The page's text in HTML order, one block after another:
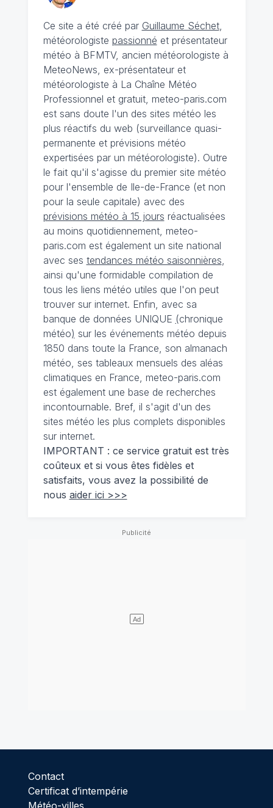
Ce site a été créé par Guillaume Séchet,
météorologiste passionné et présentateur
météo à BFMTV, ancien météorologiste à
MeteoNews, ex-présentateur et
météorologiste à La Chaîne Météo
Professionnel et gratuit, meteo-paris.com
est sans doute l'un des sites météo les
plus réactifs du web (surveillance quasi-
permanente et prévisions météo
expertisées par un météorologiste). Outre
le fait qu'il s'agisse du premier site météo
pour l'ensemble de Ile-de-France (et non
pour la seule capitale) avec des
prévisions météo à 15 jours réactualisées
au moins quotidiennement, meteo-
paris.com est également un site national
avec ses tendances météo saisonnières,
ainsi qu'une formidable compilation de
tous les liens météo utiles que l'on peut
trouver sur internet. Enfin, avec sa
banque de données UNIQUE (chronique
météo) sur les événements météo depuis
1850 dans toute la France, son almanach
météo, ses tableaux mensuels des aléas
climatiques en France, meteo-paris.com
est également une base de recherches
incontournable. Bref, il s'agit d'un des
sites météo les plus complets disponibles
sur internet.
IMPORTANT : ce service gratuit est très
coûteux et si vous êtes fidèles et
satisfaits, vous avez la possibilité de
nous aider ici >>>
Contact
Certificat d’intempérie
Météo-villes